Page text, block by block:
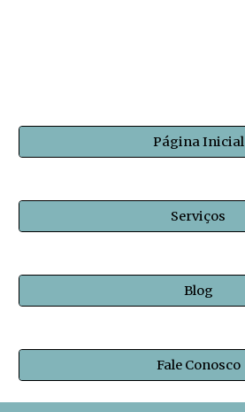
Página Inicial
Serviços
Blog
Fale Conosco